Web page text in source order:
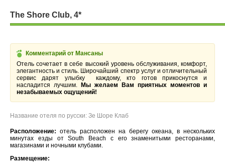
The Shore Club, 4*
Комментарий от Мансаны
Отель сочетает в себе высокий уровень обслуживания, комфорт,
элегантность и стиль. Широчайший спектр услуг и отличительный
сервис дарят улыбку каждому, кто готов прикоснутся и
насладится лучшим. Мы желаем Вам приятных моментов и
незабываемых ощущений!
Название отеля по русски: Зе Шоре Клаб
Расположение: отель расположен на берегу океана, в нескольких
минутах езды от South Beach с его знаменитыми ресторанами,
магазинами и ночными клубами.
Размещение: